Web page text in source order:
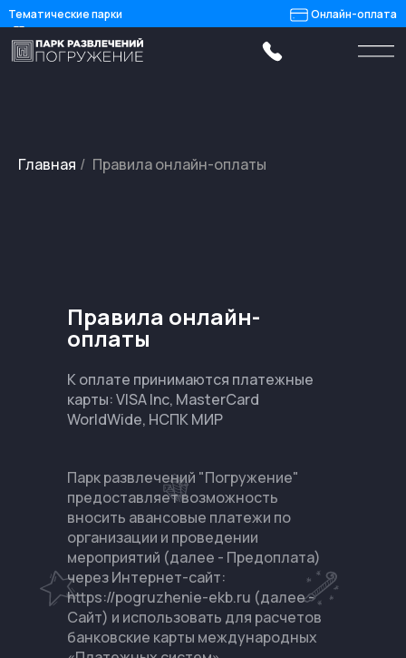
Онлайн-оплата
Тематические парки
Главная
Квесты
Мероприятия
Посетителям
Главная / Правила онлайн-оплаты
Правила онлайн-
оплаты
К оплате принимаются платежные
карты: VISA Inc, MasterCard
WorldWide, НСПК МИР
Парк развлечений "Погружение"
предоставляет возможность
вносить авансовые платежи по
организации и проведении
мероприятий (далее - Предоплата)
через Интернет-сайт:
https://pogruzhenie-ekb.ru (далее -
Сайт) и использовать для расчетов
банковские карты международных